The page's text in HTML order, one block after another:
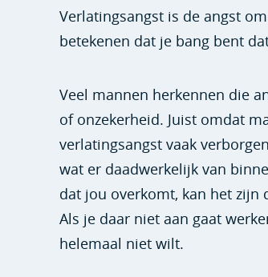
Verlatingsangst is de angst
betekenen dat je bang bent
Veel mannen herkennen die
of onzekerheid. Juist omdat
verlatingsangst vaak
wat er daadwerkelijk van
dat jou overkomt, kan het zijn
Als je daar niet aan gaat
helemaal niet wilt.